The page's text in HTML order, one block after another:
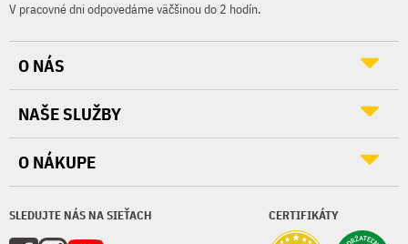
V pracovné dni odpovedáme väčšinou do 2 hodín.
SLEDUJTE NÁS NA SIEŤACH CERTIFIKÁTY
O NÁS
NAŠE SLUŽBY
O NÁKUPE